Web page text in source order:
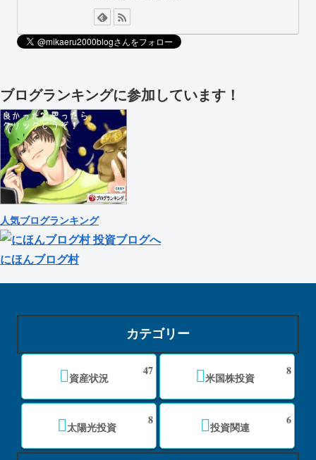
ブログランキングに参加しています！
人気ブログランキング
にほんブログ村
カテゴリー
資産状況
47
米国株投資
8
太陽光投資
8
投資関連
6